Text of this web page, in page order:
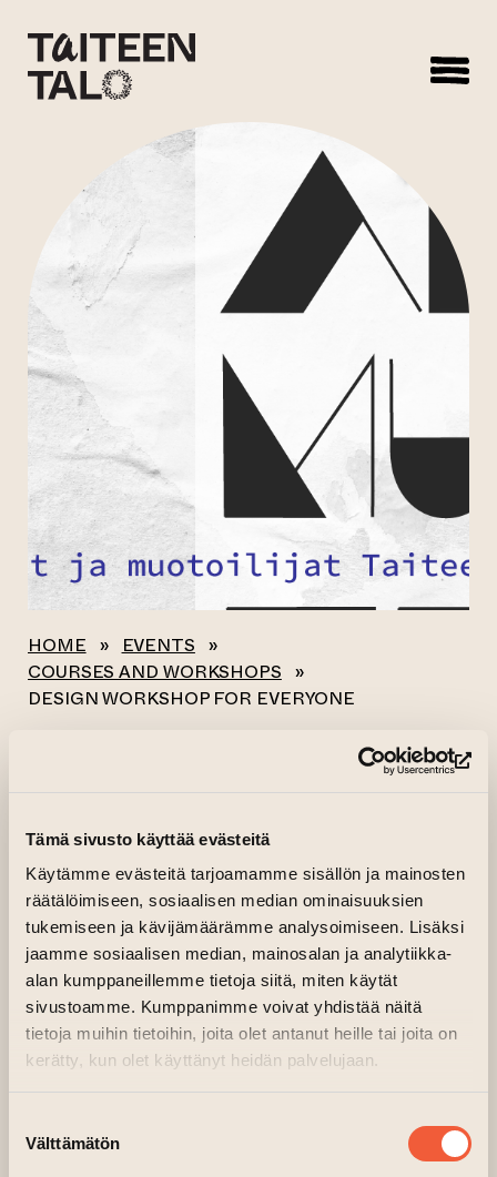
Tämä sivusto käyttää evästeitä
Käytämme evästeitä tarjoamamme sisällön ja mainosten
räätälöimiseen, sosiaalisen median ominaisuuksien
tukemiseen ja kävijämäärämme analysoimiseen. Lisäksi
jaamme sosiaalisen median, mainosalan ja analytiikka-
alan kumppaneillemme tietoja siitä, miten käytät
sivustoamme. Kumppanimme voivat yhdistää näitä
tietoja muihin tietoihin, joita olet antanut heille tai joita on
kerätty, kun olet käyttänyt heidän palvelujaan.
valinta
Välttämätön
HOME » EVENTS »
COURSES AND WORKSHOPS »
DESIGN WORKSHOP FOR EVERYONE
All events
DESIGN WORKSHOP
FOR EVERYONE
03.02.2024 kl. 10.00—12.00
Main hall, Factory, 2nd floor
Organiser:ARK+MUO+TKU / MEKIN OSATAAN
3.2.2023 kl 10:00-12:00
Design workshop for people in all ages.
A great opportunity to test design as a
hobby!